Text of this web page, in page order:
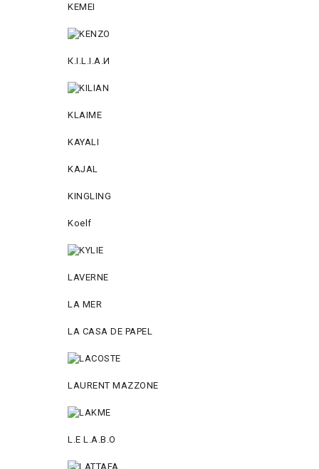
KEMEI
К.I.L.I.А.И
KLAIME
KAYALI
KAJAL
KINGLING
Koelf
LAVERNE
LA MER
LA CASA DE PAPEL
LAURENT MAZZONE
L.E L.A.B.O